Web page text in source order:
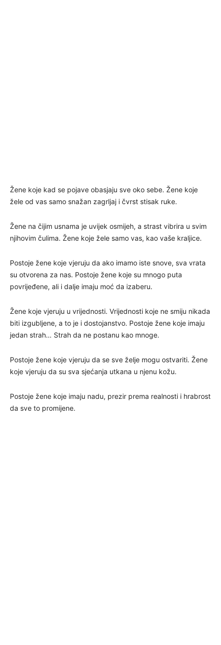
Žene koje kad se pojave obasjaju sve oko sebe. Žene koje
žele od vas samo snažan zagrljaj i čvrst stisak ruke.
Žene na čijim usnama je uvijek osmijeh, a strast vibrira u svim
njihovim čulima. Žene koje žele samo vas, kao vaše kraljice.
Postoje žene koje vjeruju da ako imamo iste snove, sva vrata
su otvorena za nas. Postoje žene koje su mnogo puta
povrijeđene, ali i dalje imaju moć da izaberu.
Žene koje vjeruju u vrijednosti. Vrijednosti koje ne smiju nikada
biti izgubljene, a to je i dostojanstvo. Postoje žene koje imaju
jedan strah… Strah da ne postanu kao mnoge.
Postoje žene koje vjeruju da se sve želje mogu ostvariti. Žene
koje vjeruju da su sva sjećanja utkana u njenu kožu.
Postoje žene koje imaju nadu, prezir prema realnosti i hrabrost
da sve to promijene.